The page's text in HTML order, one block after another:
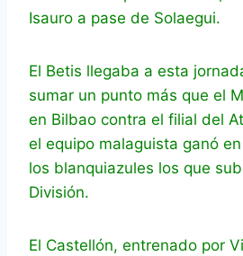
Isauro a pase de Solaegui.
El Betis llegaba a esta
sumar un punto más que el
en Bilbao contra el filial del
el equipo malaguista ganó
los blanquiazules los que
División.
El Castellón, entrenado por